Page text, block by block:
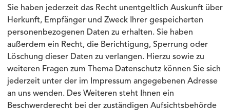
Sie haben jederzeit das Recht unentgeltlich Auskunft über
Herkunft, Empfänger und Zweck Ihrer gespeicherten
personenbezogenen Daten zu erhalten. Sie haben
außerdem ein Recht, die Berichtigung, Sperrung oder
Löschung dieser Daten zu verlangen. Hierzu sowie zu
weiteren Fragen zum Thema Datenschutz können Sie sich
jederzeit unter der im Impressum angegebenen Adresse
an uns wenden. Des Weiteren steht Ihnen ein
Beschwerderecht bei der zuständigen Aufsichtsbehörde